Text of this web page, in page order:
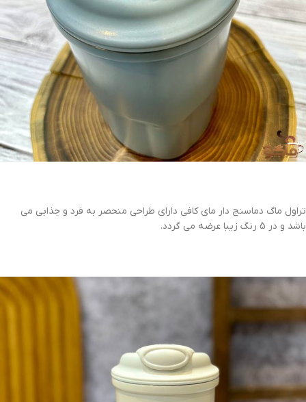
تراول ماگ دماسنج دار مای کافی دارای طراحی منحصر به فرد و جذابی می
باشد و در 5 رنگ زیبا عرضه می گردد.